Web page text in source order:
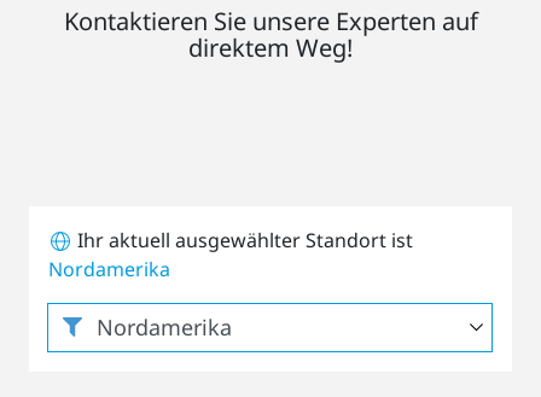
Kontaktieren Sie unsere Experten auf
direktem Weg!
Ihr aktuell ausgewählter Standort ist
Nordamerika